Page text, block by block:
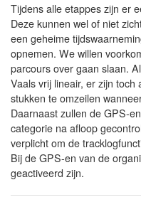
Tijdens alle etappes zijn er
Deze kunnen wel of niet
een geheime
opnemen. We willen
parcours over gaan slaan.
Vaals vrij lineair, er zijn
stukken te omzeilen
Daarnaast zullen de GPS-
categorie na afloop
verplicht om de
Bij de GPS-en van de
geactiveerd zijn.